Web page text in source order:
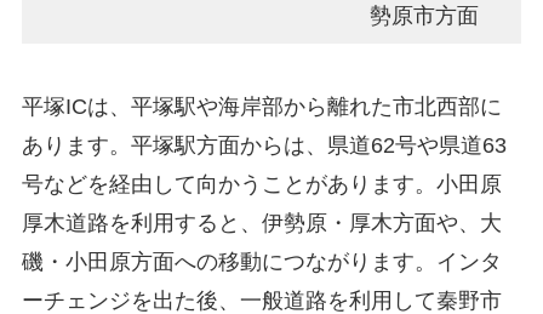
勢原市方面
平塚ICは、平塚駅や海岸部から離れた市北西部に
あります。平塚駅方面からは、県道62号や県道63
号などを経由して向かうことがあります。小田原
厚木道路を利用すると、伊勢原・厚木方面や、大
磯・小田原方面への移動につながります。インタ
ーチェンジを出た後、一般道路を利用して秦野市